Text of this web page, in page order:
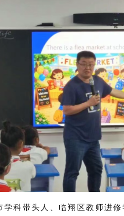
学科带头人、临翔区教师进